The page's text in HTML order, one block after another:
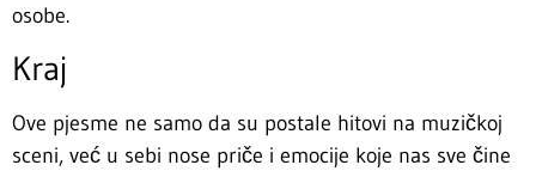
osobe.
Kraj
Ove pjesme ne samo da su postale hitovi na muzičkoj
sceni, već u sebi nose priče i emocije koje nas sve čine